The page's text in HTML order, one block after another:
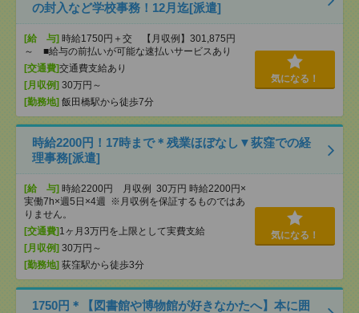
の封入など学校事務！12月迄[派遣]
[給 与] 時給1750円＋交 【月収例】301,875円
～ ■給与の前払いが可能な速払いサービスあり
[交通費]交通費支給あり
[月収例] 30万円～
[勤務地] 飯田橋駅から徒歩7分
気になる！
時給2200円！17時まで＊残業ほぼなし▼荻窪での経
理事務[派遣]
[給 与] 時給2200円 月収例 30万円 時給2200円×
実働7h×週5日×4週 ※月収例を保証するものではあ
りません。
[交通費] 1ヶ月3万円を上限として実費支給
[月収例] 30万円～
[勤務地] 荻窪駅から徒歩3分
気になる！
1750円＊【図書館や博物館が好きなかたへ】本に囲